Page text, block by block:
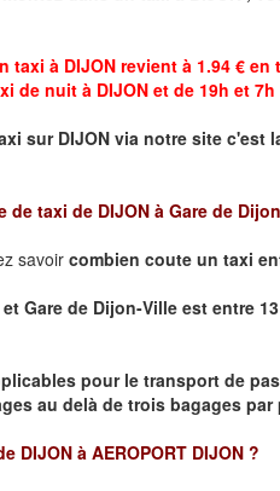
taxi à DIJON revient à 1.94 €
de nuit à DIJON et de 19h et 7h
sur DIJON via notre site c'est
de taxi de DIJON à Gare de
savoir combien coute un taxi
Gare de Dijon-Ville est entre
pour le transport de
au delà de trois bagages par
DIJON à AEROPORT DIJON ?